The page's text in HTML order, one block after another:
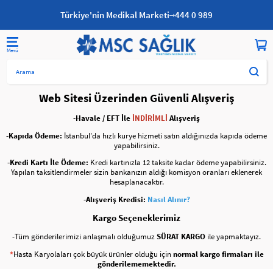
Türkiye'nin Medikal Marketi 444 0 989
Web Sitesi Üzerinden Güvenli Alışveriş
-Havale / EFT İle İNDİRİMLİ Alışveriş
-Kapıda Ödeme: İstanbul'da hızlı kurye hizmeti satın aldığınızda kapıda ödeme
yapabilirsiniz.
-Kredi Kartı İle Ödeme: Kredi kartınızla 12 taksite kadar ödeme yapabilirsiniz.
Yapılan taksitlendirmeler sizin bankanızın aldığı komisyon oranları eklenerek
hesaplanacaktır.
-Alışveriş Kredisi: Nasıl Alınır?
Kargo Seçeneklerimiz
-Tüm gönderilerimizi anlaşmalı olduğumuz SÜRAT KARGO ile yapmaktayız.
*Hasta Karyolaları çok büyük ürünler olduğu içinnormal kargo firmaları ile
gönderilememektedir.